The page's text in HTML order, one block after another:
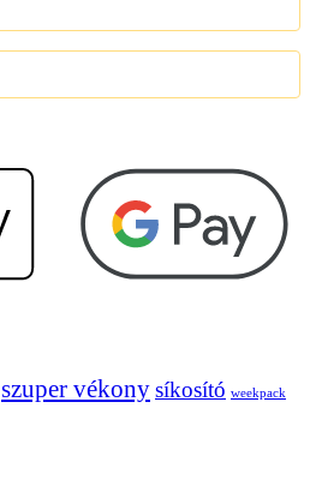
szuper vékonysíkosító weekpack